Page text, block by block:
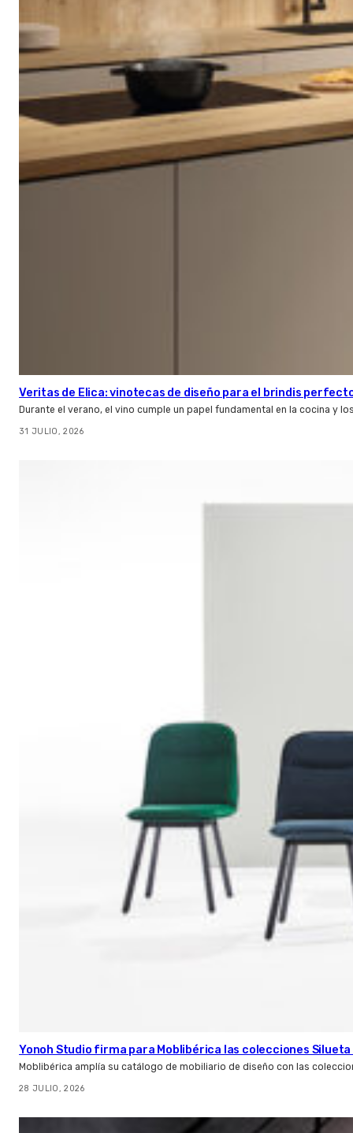
Veritas de Elica: vinotecas de diseño para el brindis
Durante el verano, el vino cumple un papel fundamental en la cocina y
31 JULIO, 2026
Yonoh Studio firma para Moblibérica las colecciones Silueta
Moblibérica amplía su catálogo de mobiliario de diseño con las
28 JULIO, 2026